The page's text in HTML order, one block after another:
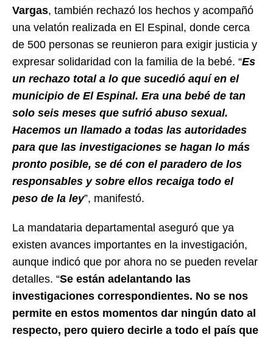
Vargas, también rechazó los hechos y acompañó
una velatón realizada en El Espinal, donde cerca
de 500 personas se reunieron para exigir justicia y
expresar solidaridad con la familia de la bebé. “Es
un rechazo total a lo que sucedió aquí en el
municipio de El Espinal. Era una bebé de tan
solo seis meses que sufrió abuso sexual.
Hacemos un llamado a todas las autoridades
para que las investigaciones se hagan lo más
pronto posible, se dé con el paradero de los
responsables y sobre ellos recaiga todo el
peso de la ley”, manifestó.
La mandataria departamental aseguró que ya
existen avances importantes en la investigación,
aunque indicó que por ahora no se pueden revelar
detalles. “Se están adelantando las
investigaciones correspondientes. No se nos
permite en estos momentos dar ningún dato al
respecto, pero quiero decirle a todo el país que